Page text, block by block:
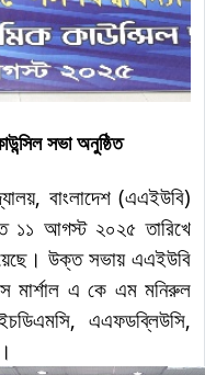
সভা অনুষ্ঠিত
বাংলাদেশ (এএইউবি)
১১ আগস্ট ২০২৫ তারিখে
উক্ত সভায় এএইউবি
মার্শাল এ কে এম মনিরুল
এএফডব্লিউসি,